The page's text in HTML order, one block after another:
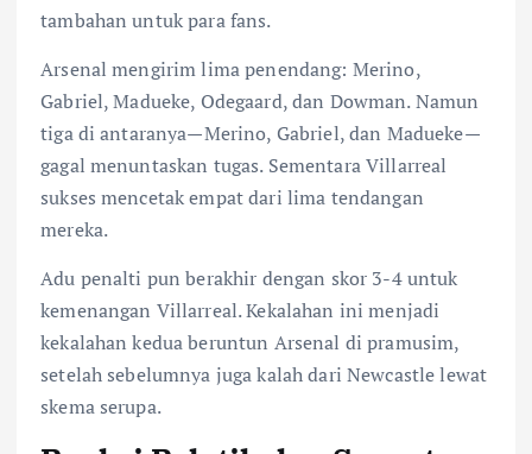
tambahan untuk para fans.
Arsenal mengirim lima penendang: Merino,
Gabriel, Madueke, Odegaard, dan Dowman. Namun
tiga di antaranya—Merino, Gabriel, dan Madueke—
gagal menuntaskan tugas. Sementara Villarreal
sukses mencetak empat dari lima tendangan
mereka.
Adu penalti pun berakhir dengan skor 3-4 untuk
kemenangan Villarreal. Kekalahan ini menjadi
kekalahan kedua beruntun Arsenal di pramusim,
setelah sebelumnya juga kalah dari Newcastle lewat
skema serupa.